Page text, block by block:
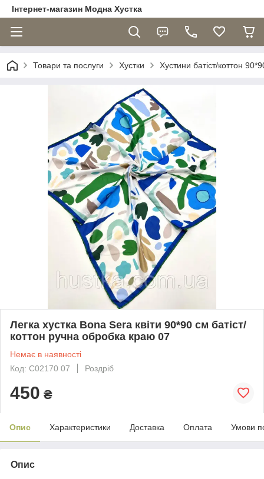
Інтернет-магазин Модна Хустка
Товари та послуги Хустки Хустини батіст/коттон
Легка хустка Bona Sera квіти 90*90 см батіст/
коттон ручна обробка краю 07
Немає в наявності
Код: С02170 07
Роздріб
450 ₴
Опис Характеристики Доставка Оплата Умови
Опис